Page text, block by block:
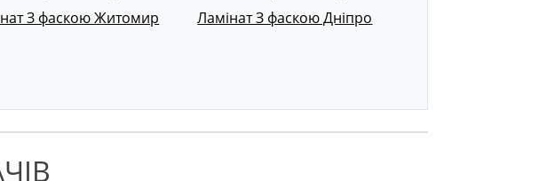
З фаскою Житомир Ламінат З фаскою Дніпро